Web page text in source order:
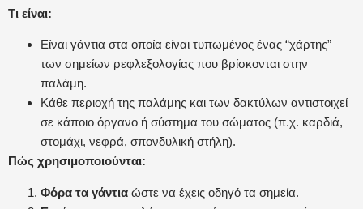
Τι είναι:
Είναι γάντια στα οποία είναι τυπωμένος ένας “χάρτης”
των σημείων ρεφλεξολογίας που βρίσκονται στην
παλάμη.
Κάθε περιοχή της παλάμης και των δακτύλων αντιστοιχεί
σε κάποιο όργανο ή σύστημα του σώματος (π.χ. καρδιά,
στομάχι, νεφρά, σπονδυλική στήλη).
Πώς χρησιμοποιούνται:
Φόρα τα γάντια ώστε να έχεις οδηγό τα σημεία.